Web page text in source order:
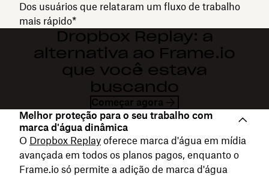
Dos usuários que relataram um fluxo de trabalho
mais rápido*
Dropbox Replay: a
alternativa ao Frame.io
que você estava
buscando
Começar agora
Melhor proteção para o seu trabalho com
marca d'água dinâmica
O Dropbox Replay oferece marca d'água em mídia
avançada em todos os planos pagos, enquanto o
Frame.io só permite a adição de marca d'água